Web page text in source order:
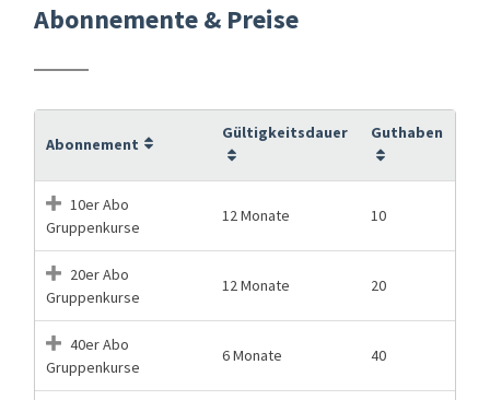
Abonnemente & Preise
Abonnement
Gültigkeitsdauer Guthaben
10er Abo
Gruppenkurse
12 Monate 10
20er Abo
Gruppenkurse
12 Monate 20
40er Abo
Gruppenkurse
6 Monate 40